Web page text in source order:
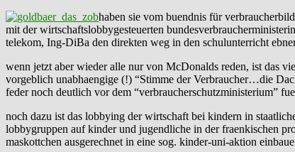
haben sie vom buendnis für
mit der wirtschaftslobbygesteuerten
telekom, Ing-DiBa den direkten weg in den schulunterricht
wenn jetzt aber wieder alle nur von McDonalds reden, ist das
vorgeblich unabhaengige (!) “Stimme der Verbraucher…die
feder noch deutlich vor dem “verbraucherschutzministerium”
noch dazu ist das lobbying der wirtschaft bei kindern in
lobbygruppen auf kinder und jugendliche in der fraenkischen
maskottchen ausgerechnet in eine sog. kinder-uni-aktion